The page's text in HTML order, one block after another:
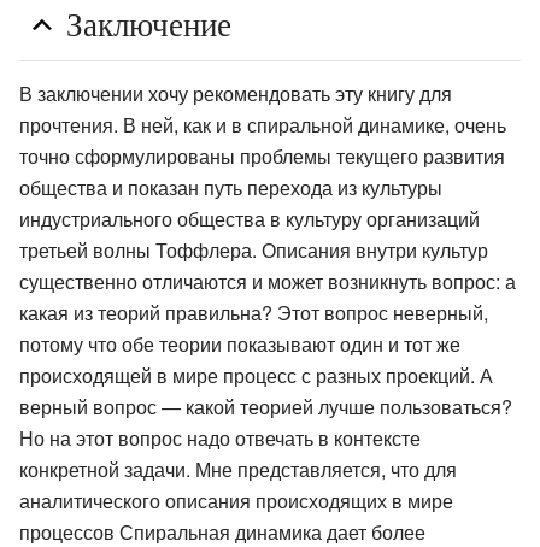
Заключение
В заключении хочу рекомендовать эту книгу для
прочтения. В ней, как и в спиральной динамике, очень
точно сформулированы проблемы текущего развития
общества и показан путь перехода из культуры
индустриального общества в культуру организаций
третьей волны Тоффлера. Описания внутри культур
существенно отличаются и может возникнуть вопрос: а
какая из теорий правильна? Этот вопрос неверный,
потому что обе теории показывают один и тот же
происходящей в мире процесс с разных проекций. А
верный вопрос — какой теорией лучше пользоваться?
Но на этот вопрос надо отвечать в контексте
конкретной задачи. Мне представляется, что для
аналитического описания происходящих в мире
процессов Спиральная динамика дает более